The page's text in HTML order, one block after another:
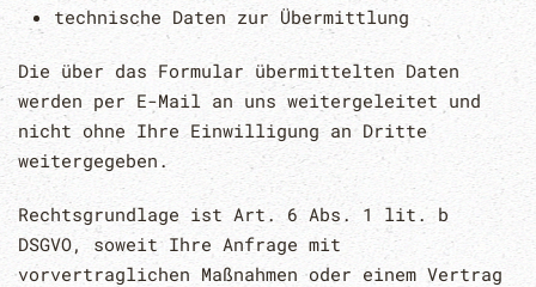
technische Daten zur Übermittlung
Die über das Formular übermittelten Daten
werden per E-Mail an uns weitergeleitet und
nicht ohne Ihre Einwilligung an Dritte
weitergegeben.
Rechtsgrundlage ist Art. 6 Abs. 1 lit. b
DSGVO, soweit Ihre Anfrage mit
vorvertraglichen Maßnahmen oder einem Vertrag